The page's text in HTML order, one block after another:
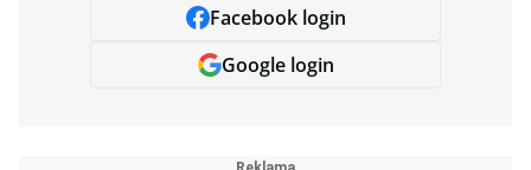
Facebook login
Google login